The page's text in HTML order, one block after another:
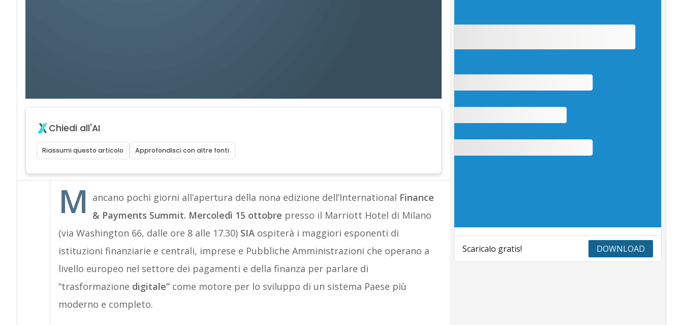
Chiedi all'AI
Riassumi questo articolo Approfondisci con altre fonti
M ancano pochi giorni all’apertura della nona edizione dell’International Finance
& Payments Summit. Mercoledì 15 ottobre presso il Marriott Hotel di Milano
(via Washington 66, dalle ore 8 alle 17.30) SIA ospiterà i maggiori esponenti di
istituzioni finanziarie e centrali, imprese e Pubbliche Amministrazioni che operano a
livello europeo nel settore dei pagamenti e della finanza per parlare di
“trasformazione digitale” come motore per lo sviluppo di un sistema Paese più
moderno e completo.
Scaricalo gratis! DOWNLOAD